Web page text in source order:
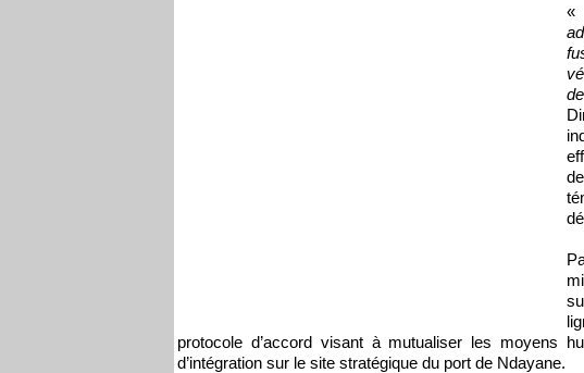
protocole d’accord visant à mutualiser les moyens
d’intégration sur le site stratégique du port de Ndayane.